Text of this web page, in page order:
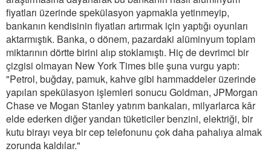
fiyatları üzerinde spekülasyon yapmakla yetinmeyip,
bankanın kendisinin fiyatları artırmak için yaptığı oyunları
aktarmıştık. Banka, o dönem, pazardaki alüminyum toplam
miktarının dörtte birini alıp stoklamıştı. Hiç de devrimci bir
çizgisi olmayan New York Times bile şuna vurgu yaptı:
"Petrol, buğday, pamuk, kahve gibi hammaddeler üzerinde
yapılan spekülasyon işlemleri sonucu Goldman, JPMorgan
Chase ve Mogan Stanley yatırım bankaları, milyarlarca kâr
elde ederken diğer yandan tüketiciler benzini, elektriği, bir
kutu birayı veya bir cep telefonunu çok daha pahalıya almak
zorunda kaldılar."